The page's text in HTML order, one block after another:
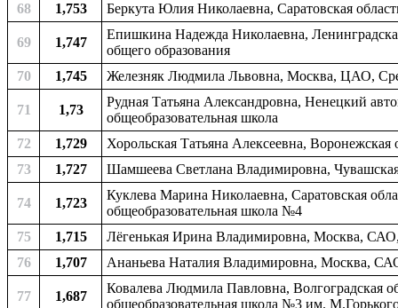
68
1,753 Беркута Юлия Николаевна, Саратовская
69 1,747
Епишкина Надежда Николаевна,
общего образования
70
1,745 Железняк Людмила Львовна, Москва, ЦАО,
71 1,73
Рудная Татьяна Александровна, Ненецкий
общеобразовательная школа
72
1,729
Хорольская Татьяна Алексеевна,
73
1,727 Шамшеева Светлана Владимировна,
74 1,723
Куклева Марина Николаевна, Саратовская
общеобразовательная школа №4
75
1,715
Лёгенькая Ирина Владимировна, Москва,
76
1,707 Ананьева Наталия Владимировна, Москва,
77 1,687
Ковалева Людмила Павловна, Волгоградская
общеобразовательная школа №3 им.